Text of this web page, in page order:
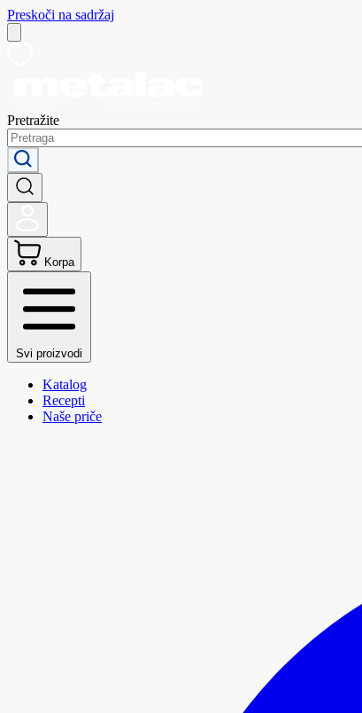
Preskoči na sadržaj
Pretražite
Korpa
Svi proizvodi
Katalog
Recepti
Naše priče